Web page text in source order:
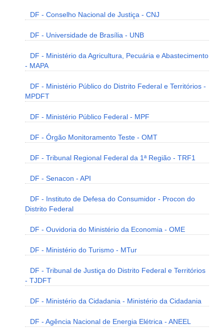
DF - Conselho Nacional de Justiça - CNJ
DF - Universidade de Brasília - UNB
DF - Ministério da Agricultura, Pecuária e Abastecimento
- MAPA
DF - Ministério Público do Distrito Federal e Territórios -
MPDFT
DF - Ministério Público Federal - MPF
DF - Órgão Monitoramento Teste - OMT
DF - Tribunal Regional Federal da 1ª Região - TRF1
DF - Senacon - API
DF - Instituto de Defesa do Consumidor - Procon do
Distrito Federal
DF - Ouvidoria do Ministério da Economia - OME
DF - Ministério do Turismo - MTur
DF - Tribunal de Justiça do Distrito Federal e Territórios
- TJDFT
DF - Ministério da Cidadania - Ministério da Cidadania
DF - Agência Nacional de Energia Elétrica - ANEEL